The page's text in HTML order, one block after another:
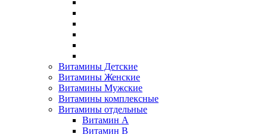
Витамины Детские
Витамины Женские
Витамины Мужские
Витамины комплексные
Витамины отдельные
Витамин A
Витамин B